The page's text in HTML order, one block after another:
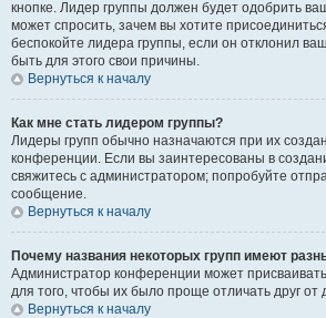
кнопке. Лидер группы должен будет одобрить
может спросить, зачем вы хотите
беспокойте лидера группы, если он отклонил
быть для этого свои причины.
Вернуться к началу
Как мне стать лидером группы?
Лидеры групп обычно назначаются при их
конференции. Если вы заинтересованы в
свяжитесь с администратором; попробуйте
сообщение.
Вернуться к началу
Почему названия некоторых групп имеют
Администратор конференции может присваивать
для того, чтобы их было проще отличать друг от
Вернуться к началу